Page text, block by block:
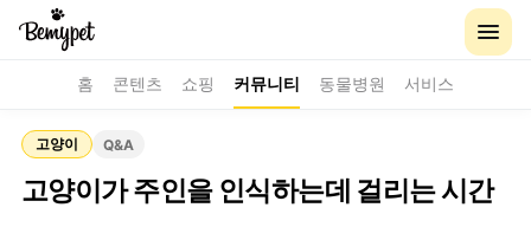
홈 콘텐츠 쇼핑 커뮤니티 동물병원 서비스
고양이 Q&A
고양이가 주인을 인식하는데 걸리는 시간